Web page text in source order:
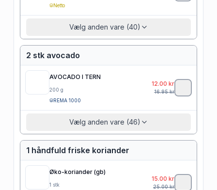
Netto
Vælg anden vare (40)
2 stk avocado
AVOCADO I TERN
200 g
REMA 1000
12.00 kr
16.95kr
Vælg anden vare (46)
1 håndfuld friske koriander
Øko-koriander (gb)
1 stk
15.00 kr
25.00kr